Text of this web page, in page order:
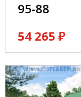
95-88
54 265 ₽